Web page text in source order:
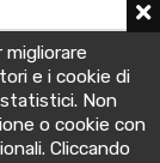
e i cookie di
Non
o cookie con
Cliccando